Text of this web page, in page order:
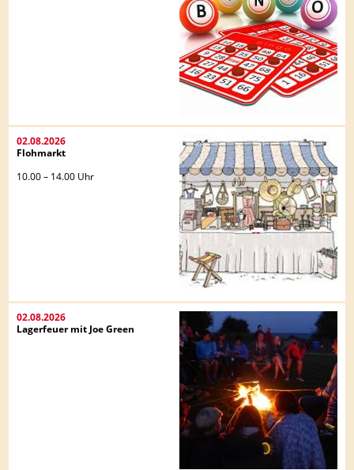
02.08.2026
Flohmarkt
10.00 – 14.00 Uhr
02.08.2026
Lagerfeuer mit Joe Green